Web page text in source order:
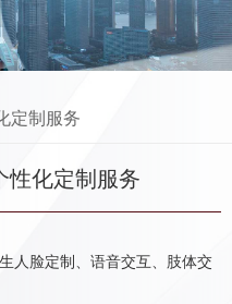
定制服务
性化定制服务
人脸定制、语音交互、肢体交